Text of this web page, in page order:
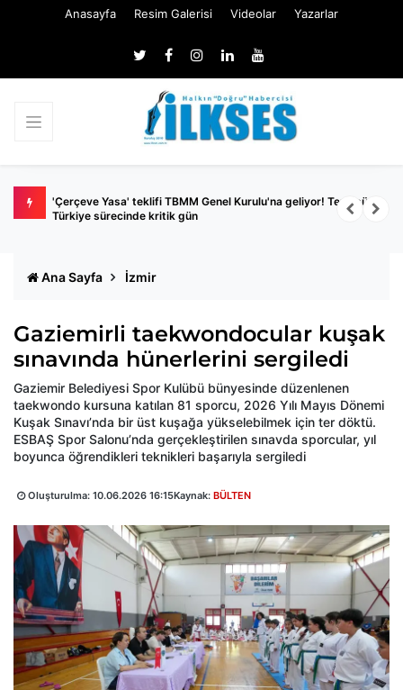
Anasayfa Resim Galerisi Videolar Yazarlar
'Çerçeve Yasa' teklifi TBMM Genel Kurulu'na geliyor! Terörsüz
Türkiye sürecinde kritik gün
Ana Sayfa İzmir
Gaziemirli taekwondocular kuşak
sınavında hünerlerini sergiledi
Gaziemir Belediyesi Spor Kulübü bünyesinde düzenlenen
taekwondo kursuna katılan 81 sporcu, 2026 Yılı Mayıs Dönemi
Kuşak Sınavı’nda bir üst kuşağa yükselebilmek için ter döktü.
ESBAŞ Spor Salonu’nda gerçekleştirilen sınavda sporcular, yıl
boyunca öğrendikleri teknikleri başarıyla sergiledi
Oluşturulma: 10.06.2026 16:15Kaynak: BÜLTEN